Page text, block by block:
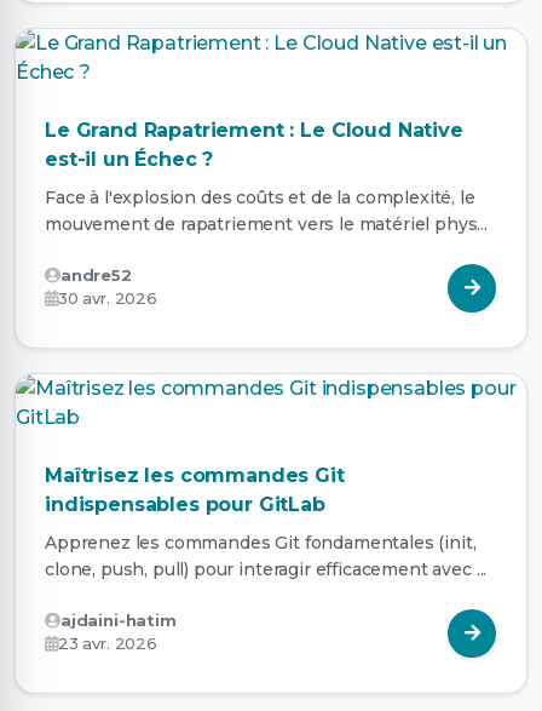
Le Grand Rapatriement : Le Cloud Native
est-il un Échec ?
Face à l'explosion des coûts et de la complexité, le
mouvement de rapatriement vers le matériel phys...
andre52
30 avr. 2026
Maîtrisez les commandes Git
indispensables pour GitLab
Apprenez les commandes Git fondamentales (init,
clone, push, pull) pour interagir efficacement avec ...
ajdaini-hatim
23 avr. 2026